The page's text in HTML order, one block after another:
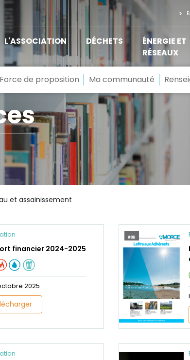
L'ASSOCIATION DÉCHETS
ÉNERGIE ET
RÉSEAUX
Force de proposition Ma communauté
et assainissement
financier 2024-2025
2025